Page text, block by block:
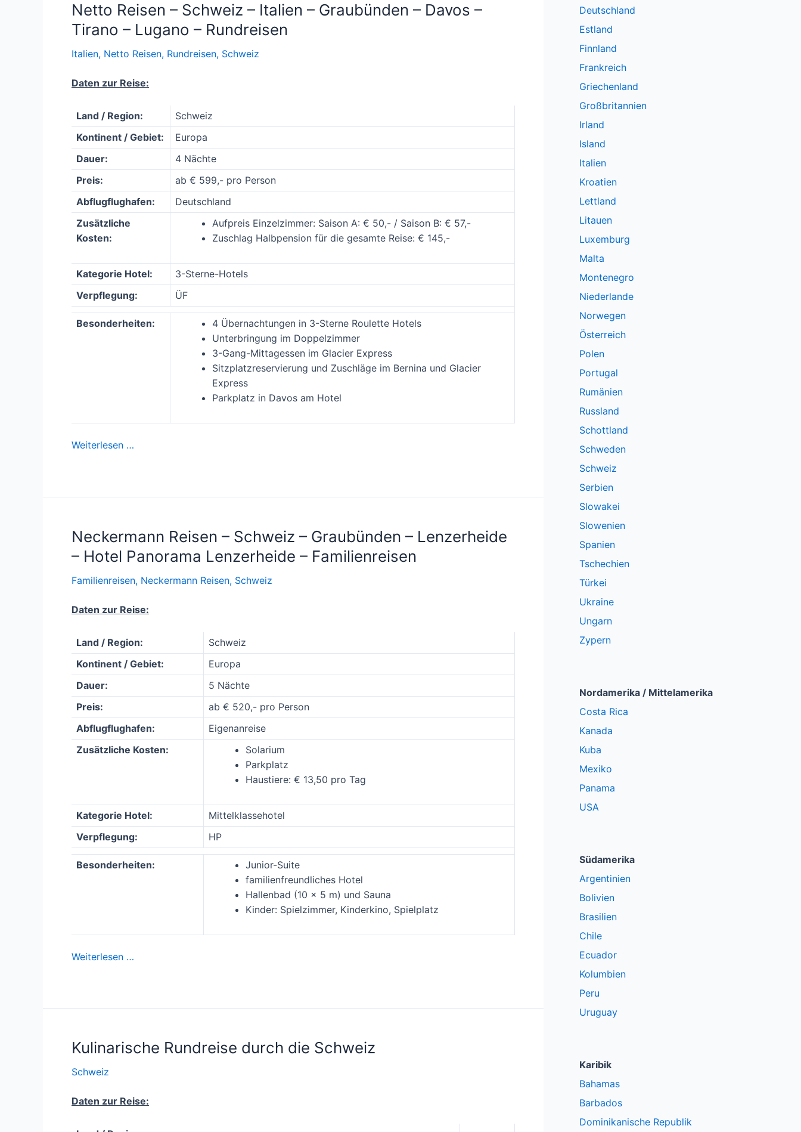
Netto Reisen – Schweiz – Italien – Graubünden – Davos –
Tirano – Lugano – Rundreisen
Italien, Netto Reisen, Rundreisen, Schweiz
Daten zur Reise:
Land / Region:
Schweiz
Kontinent / Gebiet:
Europa
Dauer:
4 Nächte
Preis:
ab € 599,- pro Person
Abflugflughafen:
Deutschland
Zusätzliche
Kosten:
Aufpreis Einzelzimmer: Saison A: € 50,- / Saison B: € 57,-
Zuschlag Halbpension für die gesamte Reise: € 145,-
Kategorie Hotel:
3-Sterne-Hotels
Verpflegung:
ÜF
Besonderheiten:
4 Übernachtungen in 3-Sterne Roulette Hotels
Unterbringung im Doppelzimmer
3-Gang-Mittagessen im Glacier Express
Sitzplatzreservierung und Zuschläge im Bernina und Glacier
Express
Parkplatz in Davos am Hotel
Weiterlesen …
Neckermann Reisen – Schweiz – Graubünden – Lenzerheide
– Hotel Panorama Lenzerheide – Familienreisen
Familienreisen, Neckermann Reisen, Schweiz
Daten zur Reise:
Land / Region:
Schweiz
Kontinent / Gebiet:
Europa
Dauer:
5 Nächte
Preis:
ab € 520,- pro Person
Abflugflughafen:
Eigenanreise
Zusätzliche Kosten:
Solarium
Parkplatz
Haustiere: € 13,50 pro Tag
Kategorie Hotel:
Mittelklassehotel
Verpflegung:
HP
Besonderheiten:
Junior-Suite
familienfreundliches Hotel
Hallenbad (10 x 5 m) und Sauna
Kinder: Spielzimmer, Kinderkino, Spielplatz
Weiterlesen …
Kulinarische Rundreise durch die Schweiz
Schweiz
Daten zur Reise:
Deutschland
Estland
Finnland
Frankreich
Griechenland
Großbritannien
Irland
Island
Italien
Kroatien
Lettland
Litauen
Luxemburg
Malta
Montenegro
Niederlande
Norwegen
Österreich
Polen
Portugal
Rumänien
Russland
Schottland
Schweden
Schweiz
Serbien
Slowakei
Slowenien
Spanien
Tschechien
Türkei
Ukraine
Ungarn
Zypern
Nordamerika / Mittelamerika
Costa Rica
Kanada
Kuba
Mexiko
Panama
USA
Südamerika
Argentinien
Bolivien
Brasilien
Chile
Ecuador
Kolumbien
Peru
Uruguay
Karibik
Bahamas
Barbados
Dominikanische Republik